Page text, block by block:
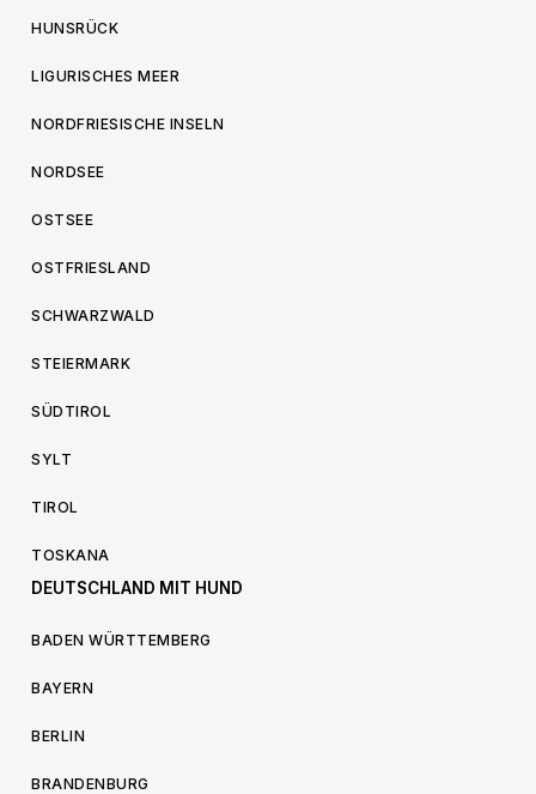
HUNSRÜCK
LIGURISCHES MEER
NORDFRIESISCHE INSELN
NORDSEE
OSTSEE
OSTFRIESLAND
SCHWARZWALD
STEIERMARK
SÜDTIROL
SYLT
TIROL
TOSKANA
DEUTSCHLAND MIT HUND
BADEN WÜRTTEMBERG
BAYERN
BERLIN
BRANDENBURG